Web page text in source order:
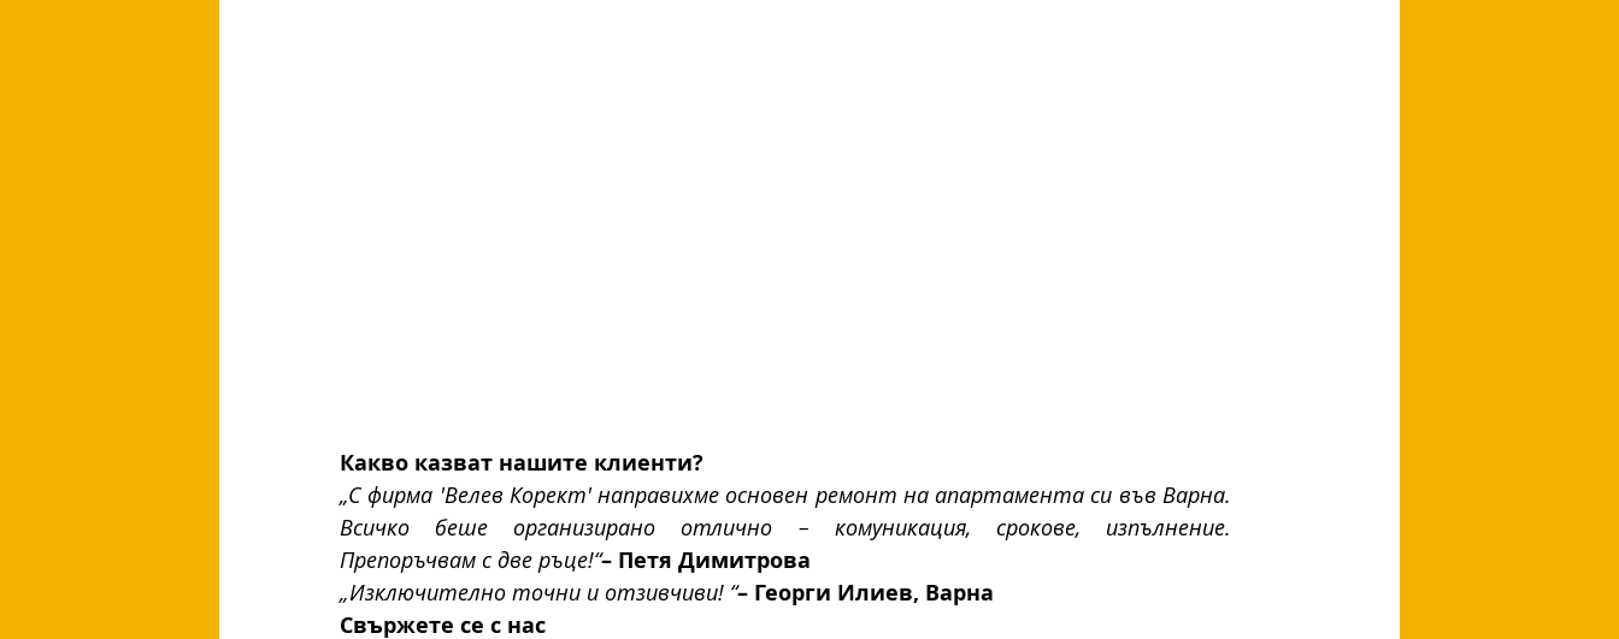
Какво казват нашите клиенти?
„С фирма 'Велев Корект' направихме основен ремонт на апартамента си във Варна.
Всичко беше организирано отлично – комуникация, срокове, изпълнение.
Препоръчвам с две ръце!“– Петя Димитрова
„Изключително точни и отзивчиви! “– Георги Илиев, Варна
Свържете се с нас